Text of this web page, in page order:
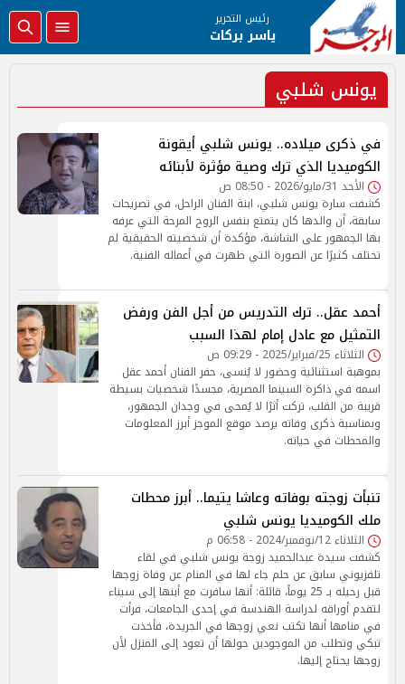
رئيس التحرير
ياسر بركات
يونس شلبي
في ذكرى ميلاده.. يونس شلبي أيقونة
الكوميديا الذي ترك وصية مؤثرة لأبنائه
الأحد 31/مايو/2026 - 08:50 ص
كشفت سارة يونس شلبي، ابنة الفنان الراحل، في تصريحات
سابقة، أن والدها كان يتمتع بنفس الروح المرحة التي عرفه
بها الجمهور على الشاشة، مؤكدة أن شخصيته الحقيقية لم
تختلف كثيرًا عن الصورة التي ظهرت في أعماله الفنية.
أحمد عقل.. ترك التدريس من أجل الفن ورفض
التمثيل مع عادل إمام لهذا السبب
الثلاثاء 25/فبراير/2025 - 09:29 ص
بموهبة استثنائية وحضور لا يُنسى، حفر الفنان أحمد عقل
اسمه في ذاكرة السينما المصرية، مجسدًا شخصيات بسيطة
قريبة من القلب، تركت أثرًا لا يُمحى في وجدان الجمهور،
وبمناسبة ذكرى وفاته يرصد موقع الموجز أبرز المعلومات
والمحطات في حياته.
تنبأت زوجته بوفاته وعاشا يتيما.. أبرز محطات
ملك الكوميديا يونس شلبي
الثلاثاء 12/نوفمبر/2024 - 06:58 م
كشفت سيدة عبدالحميد زوجة يونس شلبي في لقاء
تلفزيوني سابق عن حلم جاء لها في المنام عن وفاة زوجها
قبل رحيله بـ 25 يوماً، قائلة: أنها سافرت مع أبنها إلى سيناء
لتقدم أوراقه ‏لدراسة الهندسة في إحدى الجامعات، فرأت
في منامها أنها تكتب نعي زوجها في الجريدة، فأخذت
تبكي وتطلب ‏من الموجودين حولها أن تعود إلى المنزل لأن
زوجها يحتاج إليها.